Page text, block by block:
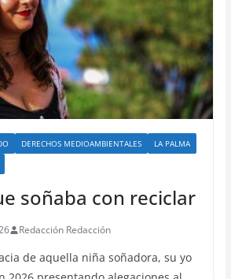
DERECHOS MEDIOAMBIENTALES
LA PALMA
soñaba con reciclar
Redacción Redacción
de aquella niña soñadora, su yo